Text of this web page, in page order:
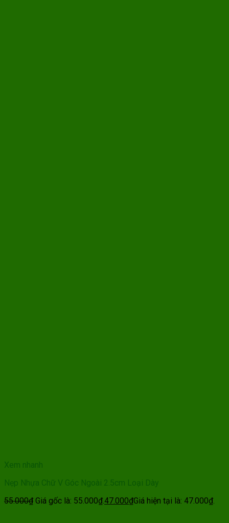
Xem nhanh
Nẹp Nhựa Chữ V Góc Ngoài 2.5cm Loại Dày
55.000₫ Giá gốc là: 55.000₫.47.000₫Giá hiện tại là: 47.000₫.